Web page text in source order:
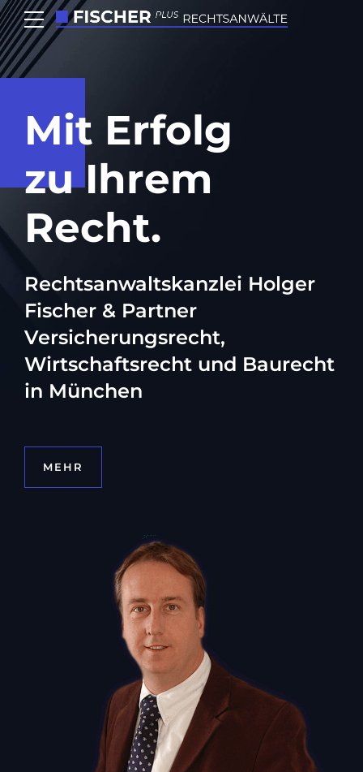
Mit Erfolg
zu Ihrem
Recht.
Rechtsanwaltskanzlei Holger
Fischer & Partner
Versicherungsrecht,
Wirtschaftsrecht und Baurecht
in München
MEHR